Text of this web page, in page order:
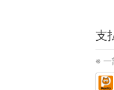
支
※ 一